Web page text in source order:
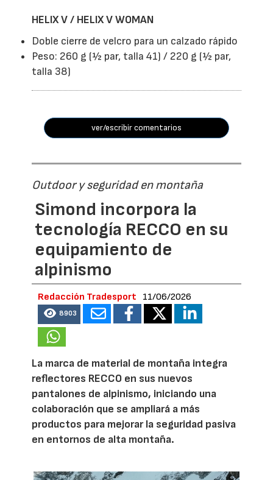
HELIX V / HELIX V WOMAN
Doble cierre de velcro para un calzado rápido
Peso: 260 g (½ par, talla 41) / 220 g (½ par,
talla 38)
ver/escribir comentarios
Outdoor y seguridad en montaña
Simond incorpora la
tecnología RECCO en su
equipamiento de
alpinismo
Redacción Tradesport 11/06/2026
8903
La marca de material de montaña integra
reflectores RECCO en sus nuevos
pantalones de alpinismo, iniciando una
colaboración que se ampliará a más
productos para mejorar la seguridad pasiva
en entornos de alta montaña.